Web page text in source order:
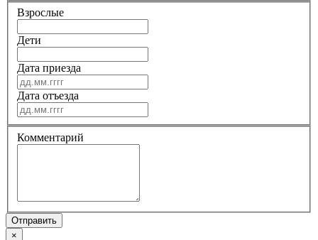
Взрослые
Дети
Дата приезда
Дата отъезда
Комментарий
Отправить
×